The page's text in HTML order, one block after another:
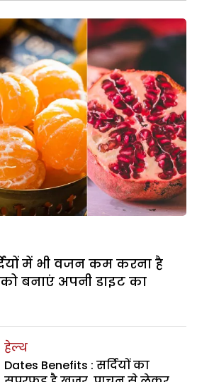
में भी वजन कम करना है
बनाएं अपनी डाइट का
हेल्थ
Dates Benefits : सर्दियों का